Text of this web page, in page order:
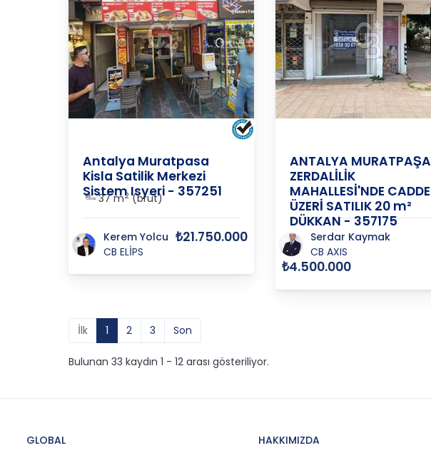
Antalya Muratpasa
Kisla Satilik Merkezi
Sistem Isyeri - 357251
37 m2 (brüt)
Kerem Yolcu
CB ELİPS
₺21.750.000
ANTALYA MURATPAŞA
ZERDALİLİK
MAHALLESİ'NDE CADDE
ÜZERİ SATILIK 20 m²
DÜKKAN - 357175
Serdar Kaymak
CB AXIS
₺4.500.000
İlk 1 2 3 Son
Bulunan 33 kaydın 1 - 12 arası gösteriliyor.
GLOBAL HAKKIMIZDA